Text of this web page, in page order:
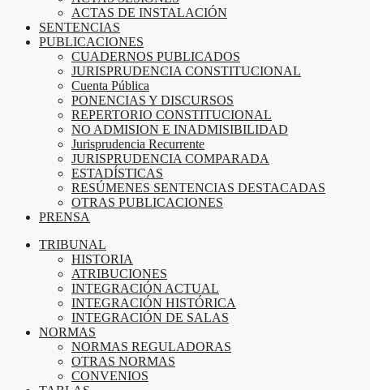
ACTAS DE INSTALACIÓN
SENTENCIAS
PUBLICACIONES
CUADERNOS PUBLICADOS
JURISPRUDENCIA CONSTITUCIONAL
Cuenta Pública
PONENCIAS Y DISCURSOS
REPERTORIO CONSTITUCIONAL
NO ADMISION E INADMISIBILIDAD
Jurisprudencia Recurrente
JURISPRUDENCIA COMPARADA
ESTADÍSTICAS
RESÚMENES SENTENCIAS DESTACADAS
OTRAS PUBLICACIONES
PRENSA
TRIBUNAL
HISTORIA
ATRIBUCIONES
INTEGRACIÓN ACTUAL
INTEGRACIÓN HISTÓRICA
INTEGRACIÓN DE SALAS
NORMAS
NORMAS REGULADORAS
OTRAS NORMAS
CONVENIOS